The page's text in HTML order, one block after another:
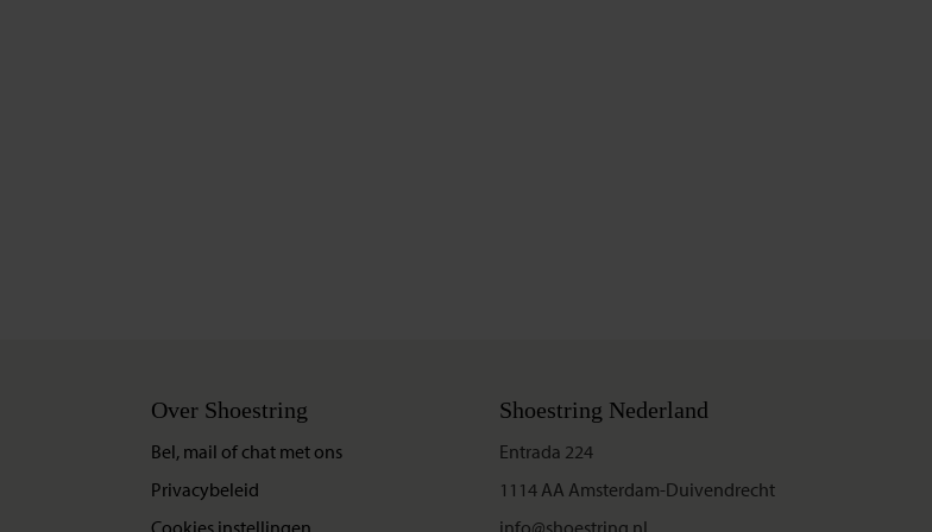
Over Shoestring
Bel, mail of chat met ons
Privacybeleid
Cookies instellingen
Shoestring Nederland
Entrada 224
1114 AA Amsterdam-Duivendrecht
info@shoestring.nl